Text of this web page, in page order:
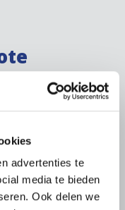
advertenties te
media te bieden
Ook delen we